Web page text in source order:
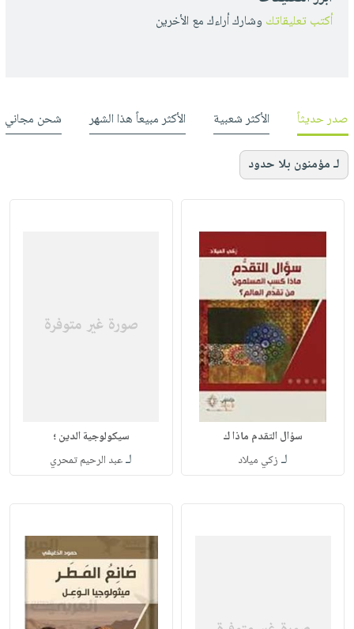
أكتب تعليقاتك وشارك أراءك مع الأخرين
صدر حديثاً الأكثر شعبية الأكثر مبيعاً هذا الشهر شحن مجاني
لـ مؤمنون بلا حدود
سؤال التقدم ماذا ك
لـ زكي ميلاد
سيكولوجية الدين ؛
لـعبد الرحيم تمحري